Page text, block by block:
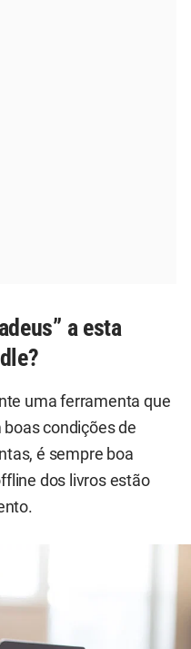
a esta
uma ferramenta que
condições de
é sempre boa
dos livros estão